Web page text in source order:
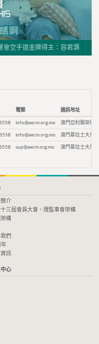
會空手道金牌得主：容君灝
電郵 通訊地址
info@aecm.org.mo 澳門亞利鴉架街9
info@aecm.org.mo 澳門慕拉士大馬
sup@aecm.org.mo 澳門慕拉士大馬
介
三屆會員大會、理監事會架構
構
們
年
訊
心